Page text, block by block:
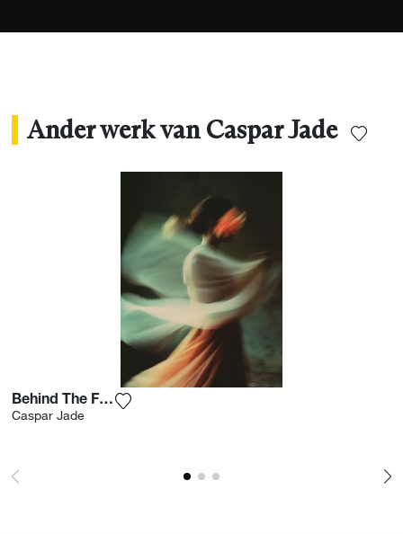
Ander werk van Caspar Jade
Behind The Flowers 1
Caspar Jade